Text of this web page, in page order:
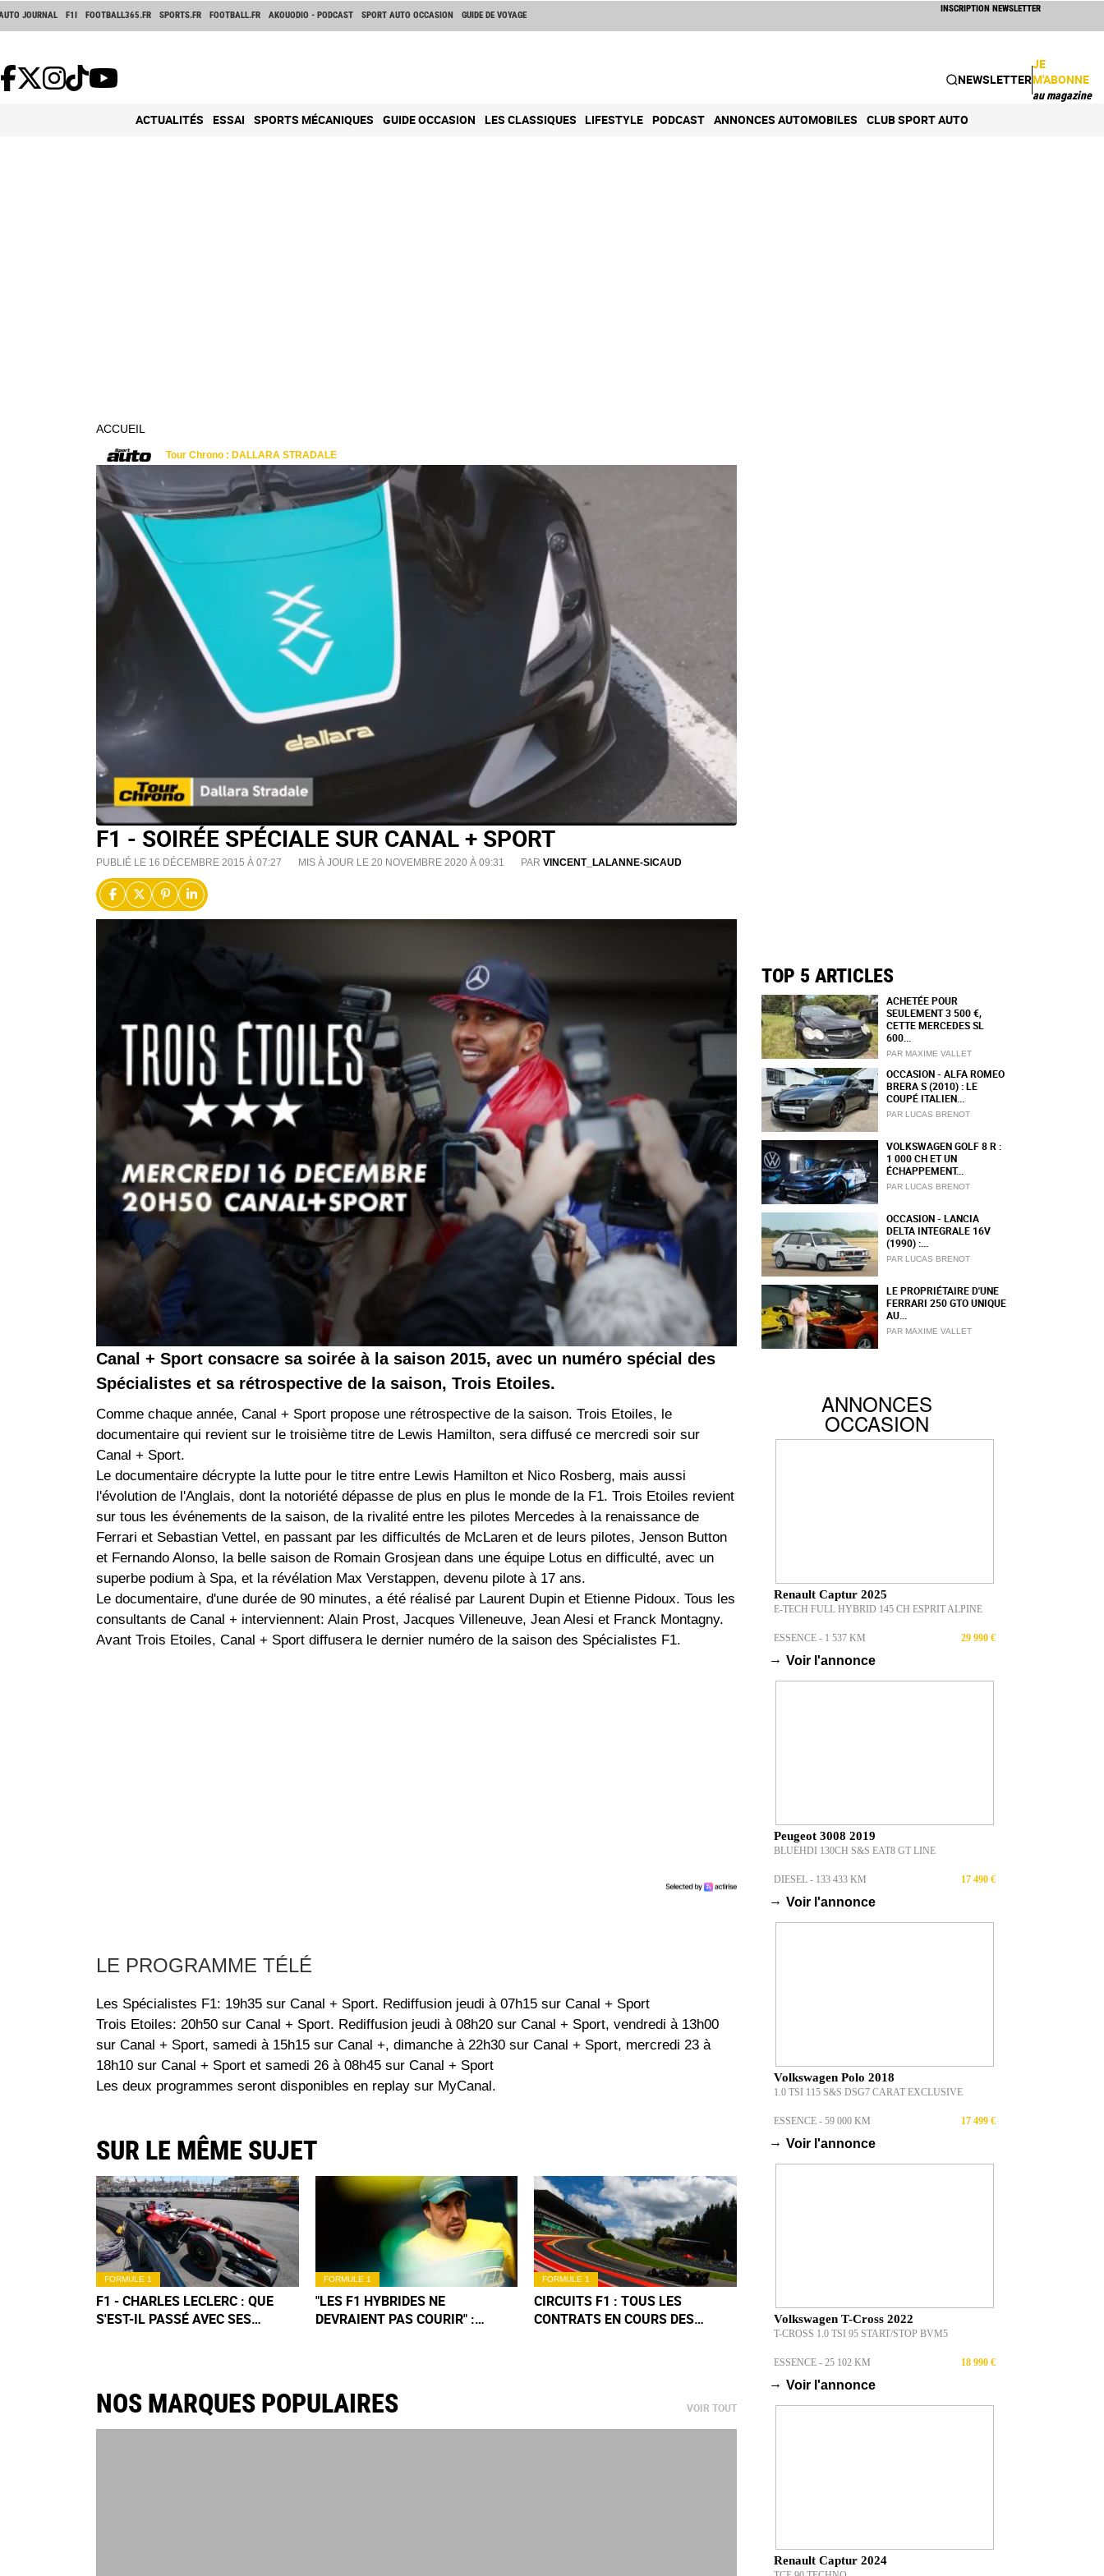
JOURNAL F1I FOOTBALL365.FR SPORTS.FR FOOTBALL.FR AKOUODIO - PODCAST SPORT AUTO OCCASION GUIDE DE VOYAGE
INSCRIPTION NEWSLETTER
NEWSLETTER
JE
M'ABONNE
au magazine
ACTUALITÉS ESSAI SPORTS MÉCANIQUES GUIDE OCCASION LES CLASSIQUES LIFESTYLE PODCAST ANNONCES AUTOMOBILES CLUB SPORT AUTO
ACCUEIL
F1 - SOIRÉE SPÉCIALE SUR CANAL + SPORT
PUBLIÉ LE 16 DÉCEMBRE 2015 À 07:27 MIS À JOUR LE 20 NOVEMBRE 2020 À 09:31 PAR VINCENT_LALANNE-SICAUD
Canal + Sport consacre sa soirée à la saison 2015, avec un numéro spécial des
Spécialistes et sa rétrospective de la saison, Trois Etoiles.
Comme chaque année, Canal + Sport propose une rétrospective de la saison. Trois Etoiles, le
documentaire qui revient sur le troisième titre de Lewis Hamilton, sera diffusé ce mercredi soir sur
Canal + Sport.
Le documentaire décrypte la lutte pour le titre entre Lewis Hamilton et Nico Rosberg, mais aussi
l'évolution de l'Anglais, dont la notoriété dépasse de plus en plus le monde de la F1. Trois Etoiles revient
sur tous les événements de la saison, de la rivalité entre les pilotes Mercedes à la renaissance de
Ferrari et Sebastian Vettel, en passant par les difficultés de McLaren et de leurs pilotes, Jenson Button
et Fernando Alonso, la belle saison de Romain Grosjean dans une équipe Lotus en difficulté, avec un
superbe podium à Spa, et la révélation Max Verstappen, devenu pilote à 17 ans.
Le documentaire, d'une durée de 90 minutes, a été réalisé par Laurent Dupin et Etienne Pidoux. Tous les
consultants de Canal + interviennent: Alain Prost, Jacques Villeneuve, Jean Alesi et Franck Montagny.
Avant Trois Etoiles, Canal + Sport diffusera le dernier numéro de la saison des Spécialistes F1.
LE PROGRAMME TÉLÉ
Les Spécialistes F1: 19h35 sur Canal + Sport. Rediffusion jeudi à 07h15 sur Canal + Sport
Trois Etoiles: 20h50 sur Canal + Sport. Rediffusion jeudi à 08h20 sur Canal + Sport, vendredi à 13h00
sur Canal + Sport, samedi à 15h15 sur Canal +, dimanche à 22h30 sur Canal + Sport, mercredi 23 à
18h10 sur Canal + Sport et samedi 26 à 08h45 sur Canal + Sport
Les deux programmes seront disponibles en replay sur MyCanal.
SUR LE MÊME SUJET
FORMULE 1
F1 - CHARLES LECLERC : QUE
S'EST-IL PASSÉ AVEC SES
FORMULE 1
"LES F1 HYBRIDES NE
DEVRAIENT PAS COURIR" :
FORMULE 1
CIRCUITS F1 : TOUS LES
CONTRATS EN COURS DES
NOS MARQUES POPULAIRES VOIR TOUT
TOP 5 ARTICLES
ACHETÉE POUR
SEULEMENT 3 500 €,
CETTE MERCEDES SL
600...
PAR MAXIME VALLET
OCCASION - ALFA ROMEO
BRERA S (2010) : LE
COUPÉ ITALIEN...
PAR LUCAS BRENOT
VOLKSWAGEN GOLF 8 R :
1 000 CH ET UN
ÉCHAPPEMENT...
PAR LUCAS BRENOT
OCCASION - LANCIA
DELTA INTEGRALE 16V
(1990) :...
PAR LUCAS BRENOT
LE PROPRIÉTAIRE D'UNE
FERRARI 250 GTO UNIQUE
AU...
PAR MAXIME VALLET
ANNONCES
OCCASION
Renault Captur 2025
E-TECH FULL HYBRID 145 CH ESPRIT ALPINE
ESSENCE - 1 537 KM 29 990 €
→ Voir l'annonce
Peugeot 3008 2019
BLUEHDI 130CH S&S EAT8 GT LINE
DIESEL - 133 433 KM 17 490 €
→ Voir l'annonce
Volkswagen Polo 2018
1.0 TSI 115 S&S DSG7 CARAT EXCLUSIVE
ESSENCE - 59 000 KM 17 499 €
→ Voir l'annonce
Volkswagen T-Cross 2022
T-CROSS 1.0 TSI 95 START/STOP BVM5
ESSENCE - 25 102 KM 18 990 €
→ Voir l'annonce
Renault Captur 2024